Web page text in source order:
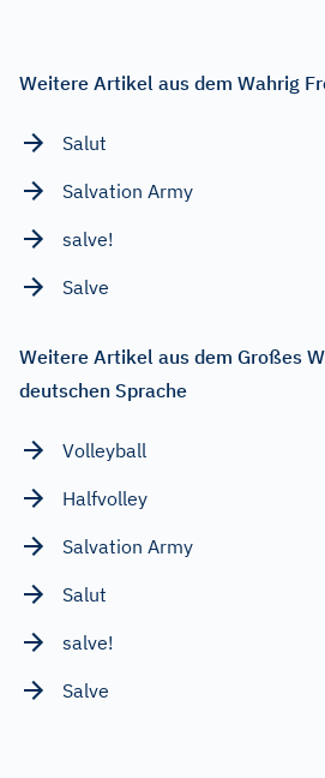
Weitere Artikel aus dem Wahrig
Salut
Salvation Army
salve!
Salve
Weitere Artikel aus dem Großes
deutschen Sprache
Volleyball
Halfvolley
Salvation Army
Salut
salve!
Salve